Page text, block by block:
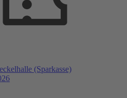
(Sparkasse)